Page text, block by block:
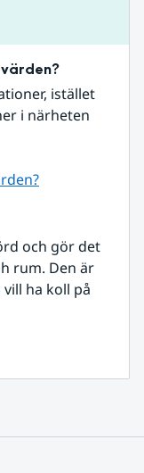
istället
i närheten
och gör det
rum. Den är
ha koll på